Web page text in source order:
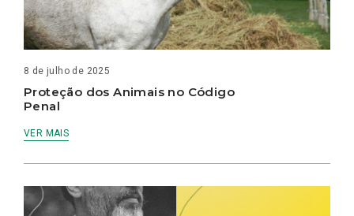
8 de julho de 2025
Proteção dos Animais no Código
Penal
VER MAIS